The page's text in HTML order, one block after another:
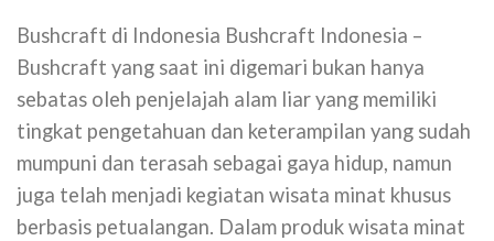
Bushcraft di Indonesia Bushcraft Indonesia –
Bushcraft yang saat ini digemari bukan hanya
sebatas oleh penjelajah alam liar yang memiliki
tingkat pengetahuan dan keterampilan yang sudah
mumpuni dan terasah sebagai gaya hidup, namun
juga telah menjadi kegiatan wisata minat khusus
berbasis petualangan. Dalam produk wisata minat